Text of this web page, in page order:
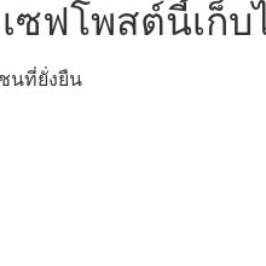
ซฟโพสต์นี้เก็
นที่ยั่งยืน